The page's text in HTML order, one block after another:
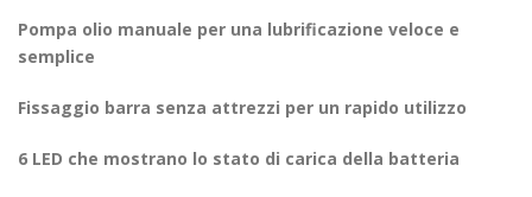
Pompa olio manuale per una lubrificazione veloce e
semplice
Fissaggio barra senza attrezzi per un rapido utilizzo
6 LED che mostrano lo stato di carica della batteria